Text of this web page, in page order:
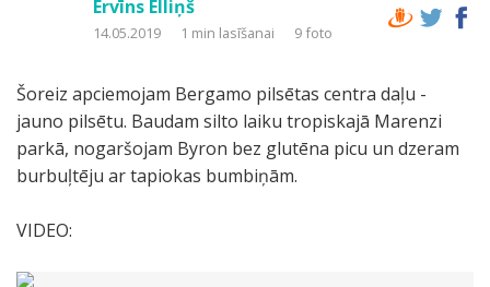
Ervīns Elliņš
14.05.2019 1 min lasīšanai 9 foto
Šoreiz apciemojam Bergamo pilsētas centra daļu -
jauno pilsētu. Baudam silto laiku tropiskajā Marenzi
parkā, nogaršojam Byron bez glutēna picu un dzeram
burbuļtēju ar tapiokas bumbiņām.
VIDEO: